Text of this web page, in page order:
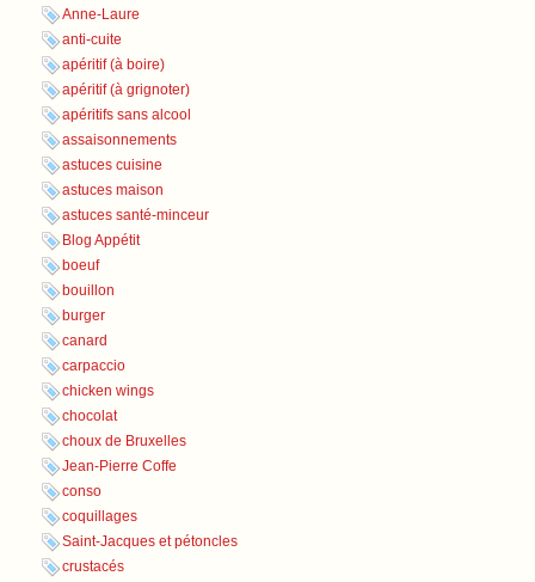
Anne-Laure
anti-cuite
apéritif (à boire)
apéritif (à grignoter)
apéritifs sans alcool
assaisonnements
astuces cuisine
astuces maison
astuces santé-minceur
Blog Appétit
boeuf
bouillon
burger
canard
carpaccio
chicken wings
chocolat
choux de Bruxelles
Jean-Pierre Coffe
conso
coquillages
Saint-Jacques et pétoncles
crustacés